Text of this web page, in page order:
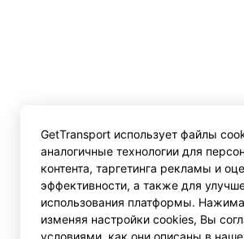
GetTransport использует файлы
аналогичные технологии для
контента, таргетинга рекламы и
эффективности, а также для
использования платформы.
изменяя настройки cookies, Вы
условиями, как они описаны в